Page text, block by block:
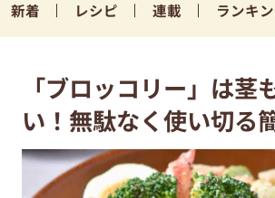
新着 レシピ 連載 ランキ
「ブロッコリー」は茎
い！無駄なく使い切る